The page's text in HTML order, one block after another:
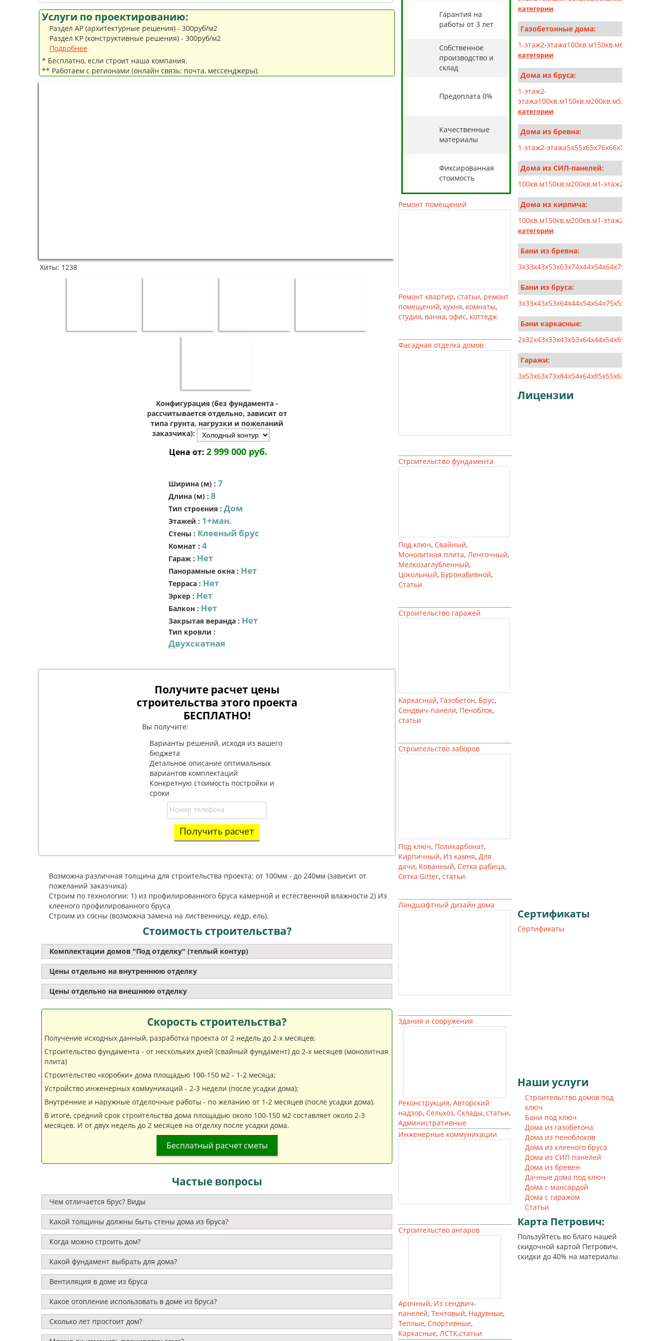
Услуги по проектированию:
Раздел АР (архитектурные решения) - 300руб/м2
Раздел КР (конструктивные решения) - 300руб/м2
Подробнее
* Бесплатно, если строит наша компания.
** Работаем с регионами (онлайн связь: почта, мессенджеры).
Хиты: 1238
Конфигурация (без фундамента -
рассчитывается отдельно, зависит от
типа грунта, нагрузки и пожеланий
заказчика):
Цена от: 2 999 000 руб.
Ширина (м): 7
Длина (м): 8
Тип строения: Дом
Этажей : 1+ман.
Стены : Клееный брус
Комнат: 4
Гараж: Нет
Панорамные окна: Нет
Терраса: Нет
Эркер: Нет
Балкон: Нет
Закрытая веранда: Нет
Тип кровли :
Двухскатная
Получите расчет цены
строительства этого проекта
БЕСПЛАТНО!
Вы получите:
Варианты решений, исходя из вашего
бюджета
Детальное описание оптимальных
вариантов комплектаций
Конкретную стоимость постройки и
сроки
Получить расчет
Возможна различная толщина для строительства проекта: от 100мм - до 240мм (зависит от
пожеланий заказчика)
Строим по технологии: 1) из профилированного бруса камерной и естественной влажности 2) Из
клееного профилированного бруса
Строим из сосны (возможна замена на лиственницу, кедр, ель).
Стоимость строительства?
Комплектации домов "Под отделку" (теплый контур)
Цены отдельно на внутреннюю отделку
Цены отдельно на внешнюю отделку
Скорость строительства?
Получение исходных данный, разработка проекта от 2 недель до 2-х месяцев;
Строительство фундамента - от нескольких дней (свайный фундамент) до 2-х месяцев (монолитная
плита)
Строительство «коробки» дома площадью 100-150 м2 - 1-2 месяца;
Устройство инженерных коммуникаций - 2-3 недели (после усадки дома);
Внутренние и наружные отделочные работы - по желанию от 1-2 месяцев (после усадки дома).
В итоге, средний срок строительства дома площадью около 100-150 м2 составляет около 2-3
месяцев. И от двух недель до 2 месяцев на отделку после усадки дома.
Бесплатный расчет сметы
Частые вопросы
Чем отличается брус? Виды
Какой толщины должны быть стены дома из бруса?
Когда можно строить дом?
Какой фундамент выбрать для дома?
Вентиляция в доме из бруса
Какое отопление использовать в доме из бруса?
Сколько лет простоит дом?
Гарантия на
работы от 3 лет
Собственное
производство и
склад
Предоплата 0%
Качественные
материалы
Фиксированная
стоимость
Ремонт помещений
Ремонт квартир, статьи, ремонт
помещений, кухня, комнаты,
студия, ванна, офис, коттедж
Фасадная отделка домов
Строительство фундамента
Под ключ, Свайный,
Монолитная плита, Ленточный,
Мелкозаглубленный,
Цокольный, Буронабивной,
Статьи
Строительство гаражей
Каркасный, Газобетон, Брус,
Сендвич-панели, Пеноблок,
статьи
Строительство заборов
Под ключ, Поликарбонат,
Кирпичный, Из камня, Для
дачи, Кованный, Сетка рабица,
Сетка Gitter, статьи
Ландшафтный дизайн дома
Здания и сооружения
Реконструкция, Авторский
надзор, Сельхоз, Склады, статьи,
Административные
Инженерные коммуникации
Строительство ангаров
Арочный, Из сендвич-
панелей, Тентовый, Надувные,
Теплые, Спортивные,
Каркасные, ЛСТК,статьи
категории
Газобетонные дома:
1-этаж2-этажа100кв.м150кв.м6x6
категории
Дома из бруса:
1-этаж2-
этажа100кв.м150кв.м200кв.м5x5
категории
Дома из бревна:
1-этаж2-этажа5x55x65x76x66x7
Дома из СИП-панелей:
100кв.м150кв.м200кв.м1-этаж2-этажа
Дома из кирпича:
100кв.м150кв.м200кв.м1-этаж2-этажа
категории
Бани из бревна:
3x33x43x53x63x74x44x54x64x75x5
Бани из бруса:
3x33x43x53x64x44x54x64x75x55x6
Бани каркасные:
2x32x43x33x43x53x64x44x54x65x5
Гаражи:
3x53x63x73x84x54x64x85x55x65x8
Лицензии
Сертификаты
Сертификаты
Наши услуги
Строительство домов под
ключ
Бани под ключ
Дома из газобетона
Дома из пеноблоков
Дома из клееного бруса
Дома из СИП панелей
Дома из бревен
Дачные дома под ключ
Дома с мансардой
Дома с гаражом
Статьи
Карта Петрович:
Пользуйтесь во благо нашей
скидочной картой Петрович,
скидки до 40% на материалы.